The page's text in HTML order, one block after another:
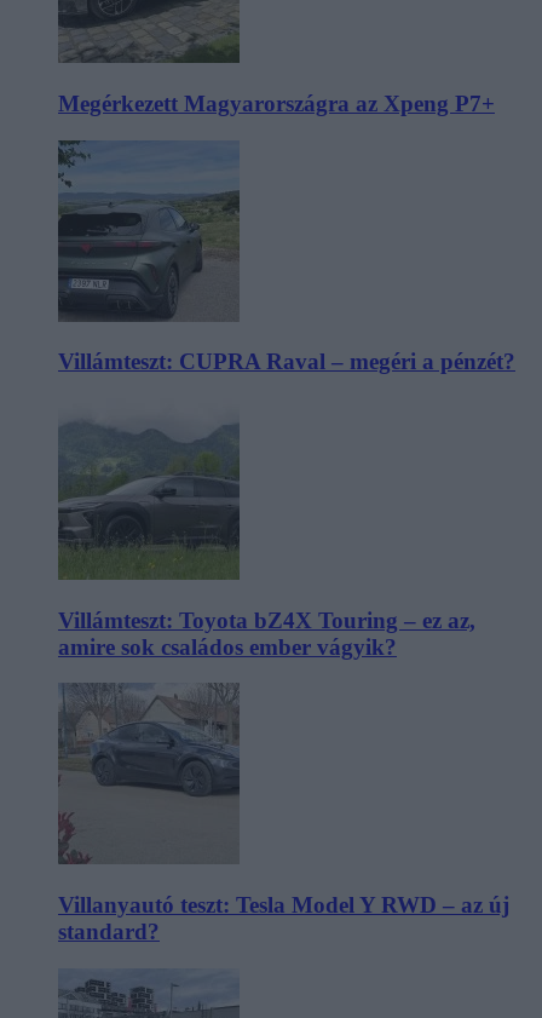
Megérkezett Magyarországra az Xpeng P7+
Villámteszt: CUPRA Raval – megéri a pénzét?
Villámteszt: Toyota bZ4X Touring – ez az,
amire sok családos ember vágyik?
Villanyautó teszt: Tesla Model Y RWD – az új
standard?